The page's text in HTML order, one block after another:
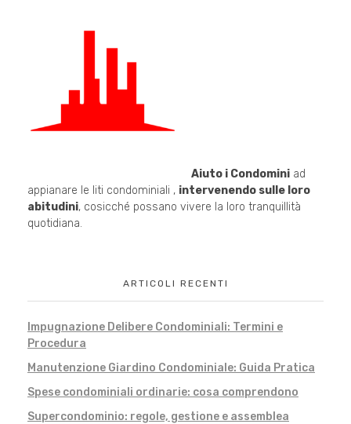
Aiuto i Condominiad
appianare le liti condominiali , intervenendo sulle loro
abitudini, cosicché possano vivere la loro tranquillità
quotidiana.
ARTICOLI RECENTI
Impugnazione Delibere Condominiali: Termini e
Procedura
Manutenzione Giardino Condominiale: Guida Pratica
Spese condominiali ordinarie: cosa comprendono
Supercondominio: regole, gestione e assemblea